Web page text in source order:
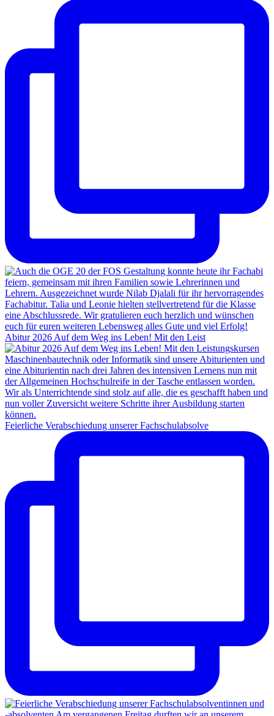
Abitur 2026 Auf dem Weg ins Leben! Mit den Leist
Feierliche Verabschiedung unserer Fachschulabsolve